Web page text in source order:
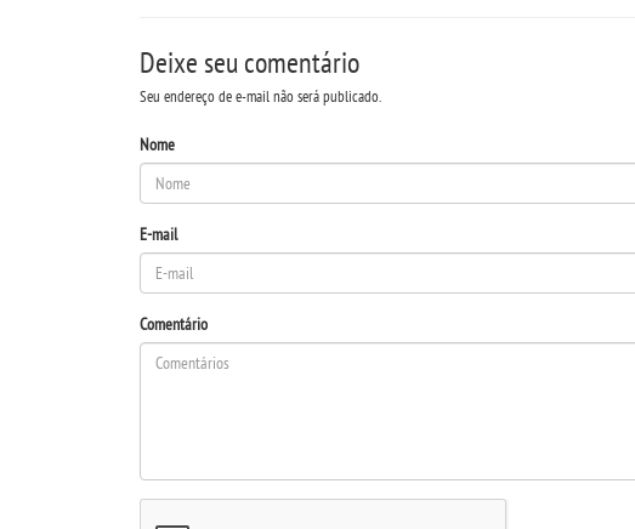
Deixe seu comentário
Seu endereço de e-mail não será publicado.
Nome
E-mail
Comentário